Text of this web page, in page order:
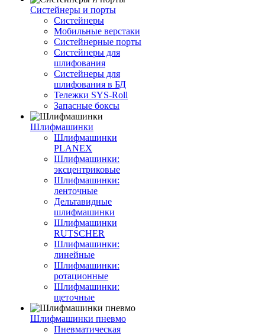
Систейнеры и порты
Систейнеры
Мобильные верстаки
Систейнерные порты
Систейнеры для
шлифования
Систейнеры для
шлифования в БД
Тележки SYS-Roll
Запасные боксы
Шлифмашинки
Шлифмашинки
PLANEX
Шлифмашинки:
эксцентриковые
Шлифмашинки:
ленточные
Дельтавидные
шлифмашинки
Шлифмашинки
RUTSCHER
Шлифмашинки:
линейные
Шлифмашинки:
ротационные
Шлифмашинки:
щеточные
Шлифмашинки пневмо
Пневматическая